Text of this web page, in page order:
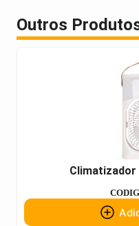
Outros
Climatizador